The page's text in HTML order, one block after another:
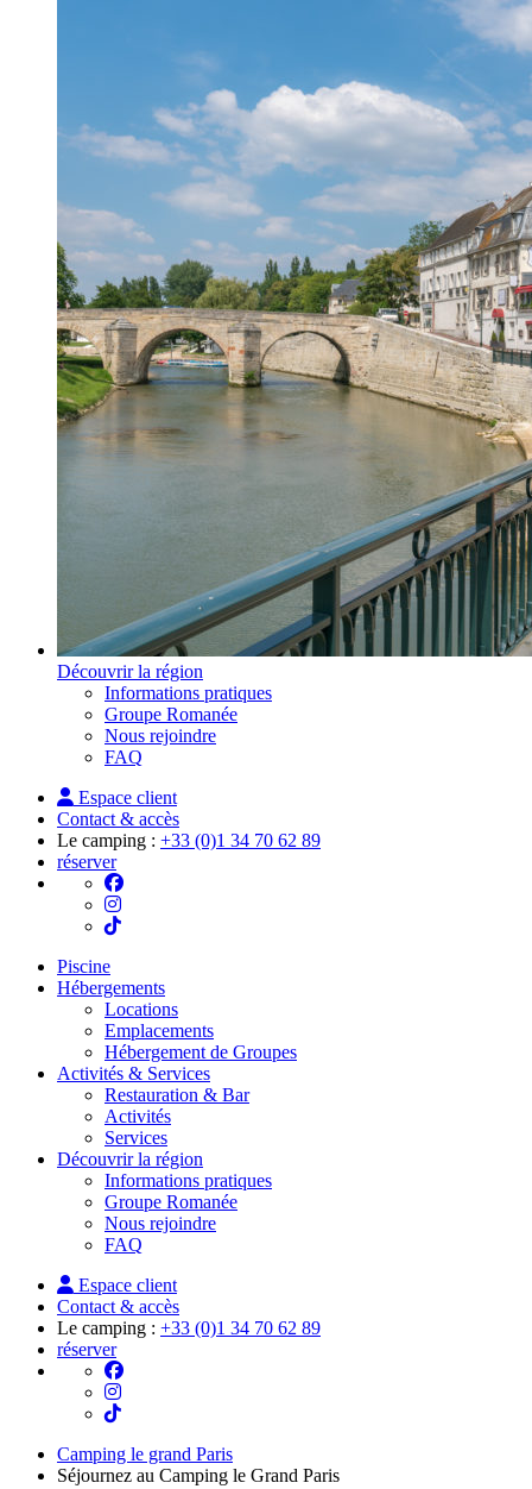
Découvrir la région
Informations pratiques
Groupe Romanée
Nous rejoindre
FAQ
Espace client
Contact & accès
Le camping : +33 (0)1 34 70 62 89
réserver
Piscine
Hébergements
Locations
Emplacements
Hébergement de Groupes
Activités & Services
Restauration & Bar
Activités
Services
Découvrir la région
Informations pratiques
Groupe Romanée
Nous rejoindre
FAQ
Espace client
Contact & accès
Le camping : +33 (0)1 34 70 62 89
réserver
Camping le grand Paris
Séjournez au Camping le Grand Paris